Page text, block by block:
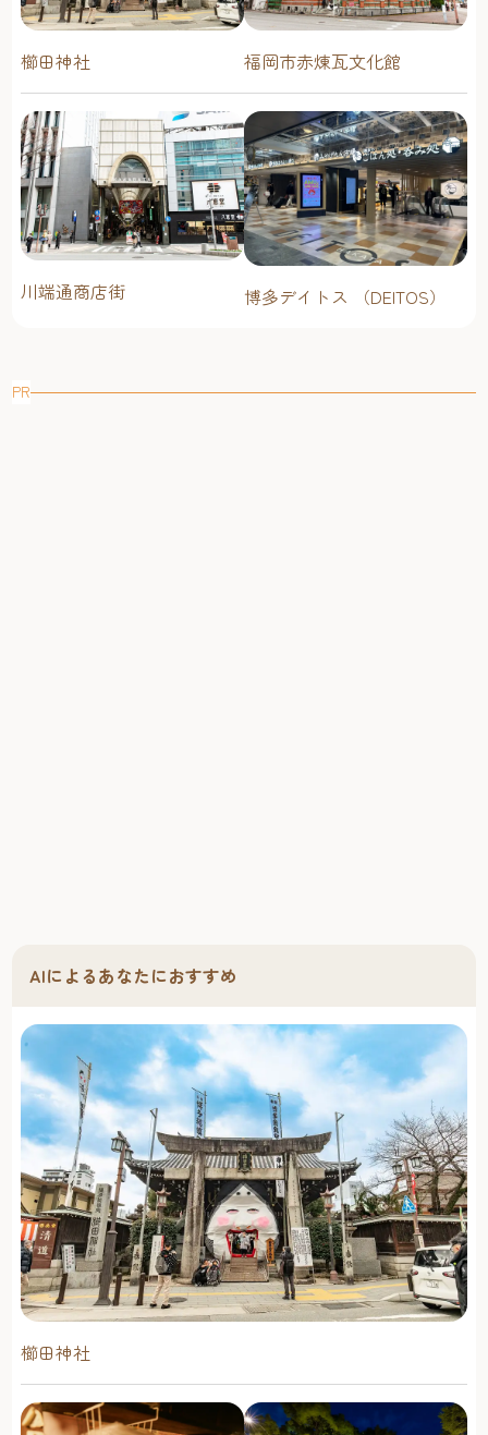
櫛田神社 福岡市赤煉瓦文化館
川端通商店街 博多デイトス （DEITOS）
PR
AIによるあなたにおすすめ
櫛田神社